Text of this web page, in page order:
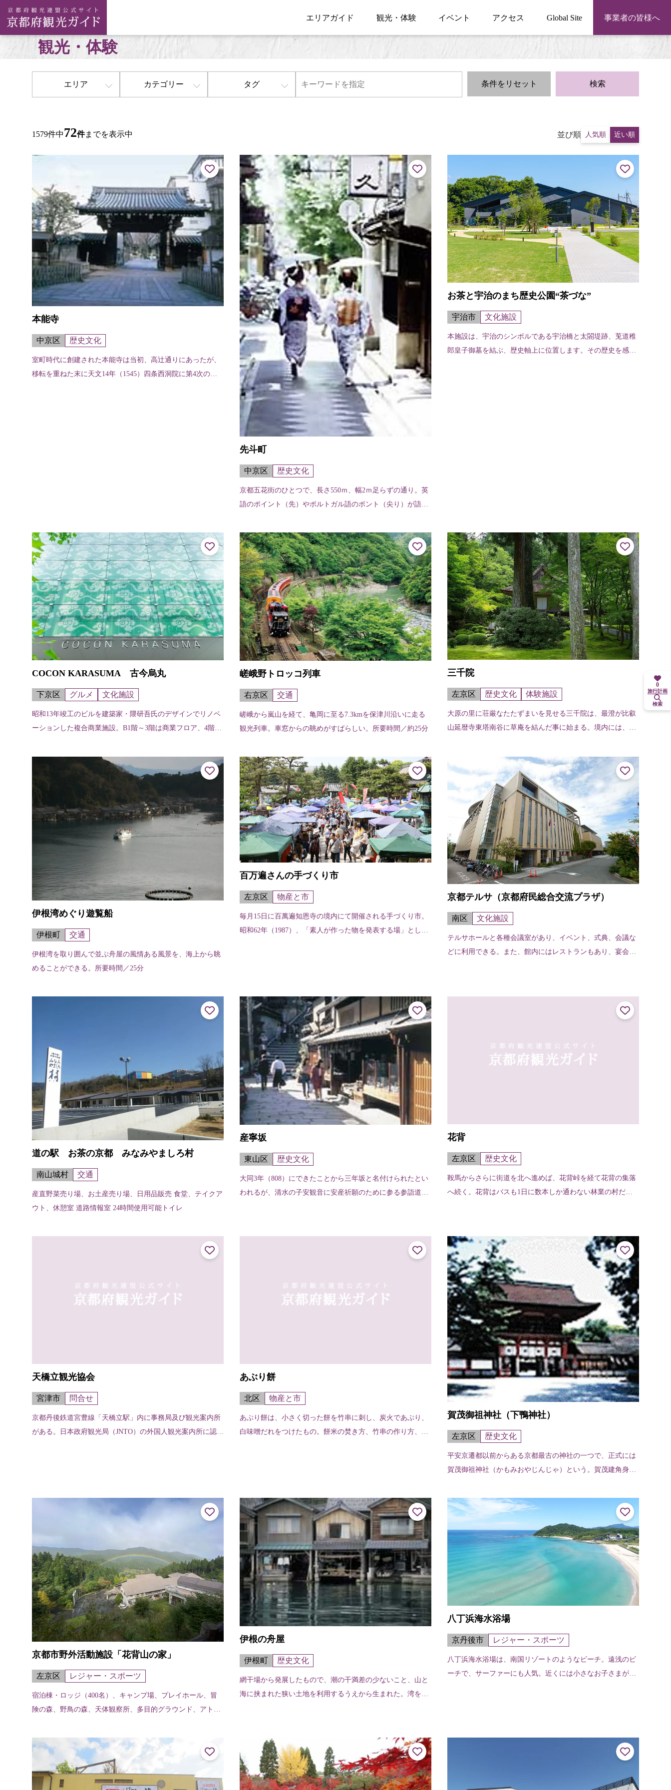
エリアガイド 観光・体験 イベント アクセス Global Site 事業者の皆様へ
観光・体験
エリア カテゴリー タグ 条件をリセット 検索
1579件中72件までを表示中 並び順 人気順 近い順
本能寺
中京区 歴史文化
室町時代に創建された本能寺は当初、高辻通りにあったが、
移転を重ねた末に天文14年（1545）四条西洞院に第4次の伽
先斗町
中京区 歴史文化
京都五花街のひとつで、長さ550ｍ、幅2ｍ足らずの通り。英
語のポイント（先）やポルトガル語のポント（尖り）が語源
が建ち並び、四条河原町のにぎ...
お茶と宇治のまち歴史公園“茶づな”
宇治市 文化施設
本施設は、宇治のシンボルである宇治橋と太閤堤跡、莵道稚
郎皇子御墓を結ぶ、歴史軸上に位置します。その歴史を感じ
COCON KARASUMA 古今烏丸
下京区 グルメ 文化施設
昭和13年竣工のビルを建築家・隈研吾氏のデザインでリノベ
ーションした複合商業施設。B1階～3階は商業フロア、4階～
内容、電話）については次の...
嵯峨野トロッコ列車
右京区 交通
嵯峨から嵐山を経て、亀岡に至る7.3kmを保津川沿いに走る
観光列車。車窓からの眺めがすばらしい。所要時間／約25分
三千院
左京区 歴史文化 体験施設
大原の里に荘厳なたたずまいを見せる三千院は、最澄が比叡
山延暦寺東塔南谷に草庵を結んだ事に始まる。境内には、優
けらぶき）の往生極楽院が建つ。あ...
伊根湾めぐり遊覧船
伊根町 交通
伊根湾を取り囲んで並ぶ舟屋の風情ある風景を、海上から眺
めることができる。所要時間／25分
百万遍さんの手づくり市
左京区 物産と市
毎月15日に百萬遍知恩寺の境内にて開催される手づくり市。
昭和62年（1987）、「素人が作った物を発表する場」として
京都テルサ（京都府民総合交流プラザ）
南区 文化施設
テルサホールと各種会議室があり、イベント、式典、会議な
どに利用できる。また、館内にはレストランもあり、宴会懇
道の駅 お茶の京都 みなみやましろ村
南山城村 交通
産直野菜売り場、お土産売り場、日用品販売 食堂、テイクア
ウト、休憩室 道路情報室 24時間使用可能トイレ
産寧坂
東山区 歴史文化
大同3年（808）にできたことから三年坂と名付けられたとい
われるが、清水の子安観音に安産祈願のために参る参詣道に
花背
左京区 歴史文化
鞍馬からさらに街道を北へ進めば、花背峠を経て花背の集落
へ続く。花背はバスも1日に数本しか通わない林業の村だ
天橋立観光協会
宮津市 問合せ
京都丹後鉄道宮豊線「天橋立駅」内に事務局及び観光案内所
がある。日本政府観光局（JNTO）の外国人観光案内所に認定
あぶり餅
北区 物産と市
あぶり餅は、小さく切った餅を竹串に刺し、炭火であぶり、
白味噌だれをつけたもの。餅米の焚き方、竹串の作り方、あ
賀茂御祖神社（下鴨神社）
左京区 歴史文化
平安京遷都以前からある京都最古の神社の一つで、正式には
賀茂御祖神社（かもみおやじんじゃ）という。賀茂建角身命
こと）を祀り、開運厄除け・安産・...
京都市野外活動施設「花背山の家」
左京区 レジャー・スポーツ
宿泊棟・ロッジ（400名）、キャンプ場、プレイホール、冒
険の森、野鳥の森、天体観察所、多目的グラウンド、アトリ
伊根の舟屋
伊根町 歴史文化
網干場から発展したもので、潮の干満差の少ないこと、山と
海に挟まれた狭い土地を利用するうえから生まれた。湾をと
八丁浜海水浴場
京丹後市 レジャー・スポーツ
八丁浜海水浴場は、南国リゾートのようなビーチ。遠浅のビ
ーチで、サーファーにも人気。近くには小さなお子さまが遊
0
旅行計画
検索